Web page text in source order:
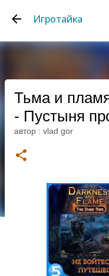
Игротайка
Тьма и
- Пустыня
автор : vlad gor